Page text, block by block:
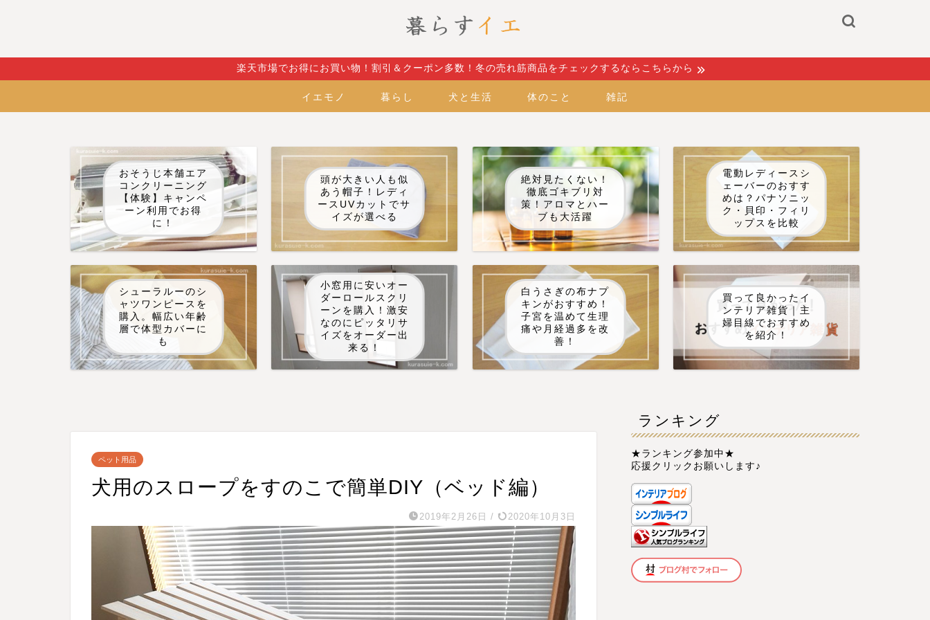
楽天市場でお得にお買い物！割引＆クーポン多数！冬の売れ筋商品をチェックするならこちらから
イエモノ 暮らし 犬と生活 体のこと 雑記
おそうじ本舗エア
コンクリーニング
【体験】キャンペ
ーン利用でお得
に！
頭が大きい人も似
あう帽子！レディ
ースUVカットでサ
イズが選べる
絶対見たくない！
徹底ゴキブリ対
策！アロマとハー
ブも大活躍
電動レディースシ
ェーバーのおすす
めは？パナソニッ
ク・貝印・フィリ
ップスを比較
シューラルーのシ
ャツワンピースを
購入。幅広い年齢
層で体型カバーに
も
小窓用に安いオー
ダーロールスクリ
ーンを購入！激安
なのにピッタリサ
イズをオーダー出
来る！
白うさぎの布ナプ
キンがおすすめ！
子宮を温めて生理
痛や月経過多を改
善！
買って良かったイ
ンテリア雑貨｜主
婦目線でおすすめ
を紹介！
ペット用品
犬用のスロープをすのこで簡単DIY（ベッド編）
2019年2月26日 / 2020年10月3日
ランキング
★ランキング参加中★
応援クリックお願いします♪